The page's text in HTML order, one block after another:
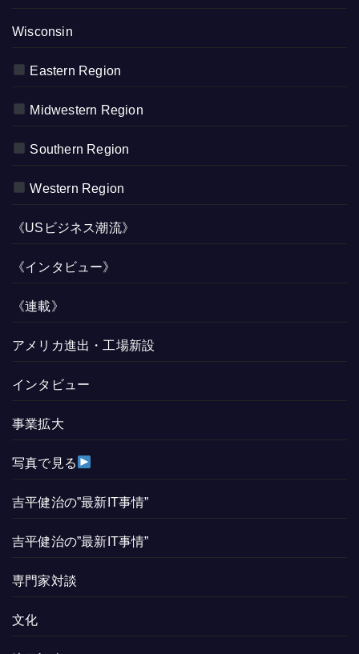
Wisconsin
Eastern Region
Midwestern Region
Southern Region
Western Region
《USビジネス潮流》
《インタビュー》
《連載》
アメリカ進出・工場新設
インタビュー
事業拡大
写真で見る
吉平健治の”最新IT事情”
吉平健治の”最新IT事情”
専門家対談
文化